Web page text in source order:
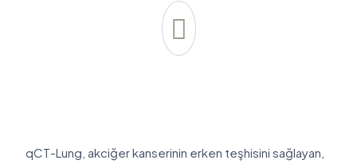
qCT-Lung, akciğer kanserinin erken teşhisini sağlayan,